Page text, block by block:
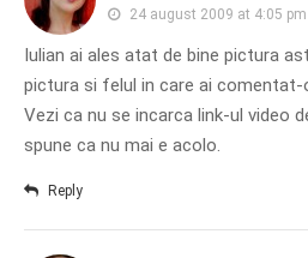
RASFOIESTE 24 august 2009 at 4:05 pm
Iulian ai ales atat de bine pictura
pictura si felul in care ai comentat-
Vezi ca nu se incarca link-ul video
spune ca nu mai e acolo.
Reply